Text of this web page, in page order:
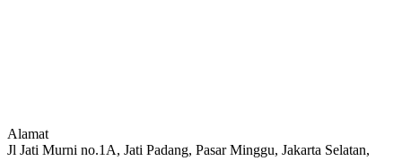
Alamat
Jl Jati Murni no.1A, Jati Padang, Pasar Minggu, Jakarta Selatan,